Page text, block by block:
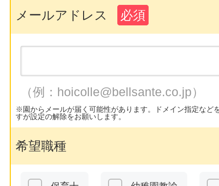
メールアドレス 必須
（例：hoicolle@bellsante.co.jp）
※園からメールが届く可能性があります。ドメイン指定など
すが設定の解除をお願いします。
希望職種